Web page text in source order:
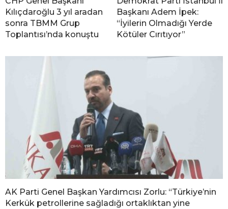
Kılıçdaroğlu 3 yıl aradan
sonra TBMM Grup
Toplantısı’nda konuştu
Başkanı Adem İpek:
“İyilerin Olmadığı Yerde
Kötüler Cırıtıyor”
AK Parti Genel Başkan Yardımcısı Zorlu: “Türkiye’nin
Kerkük petrollerine sağladığı ortaklıktan yine